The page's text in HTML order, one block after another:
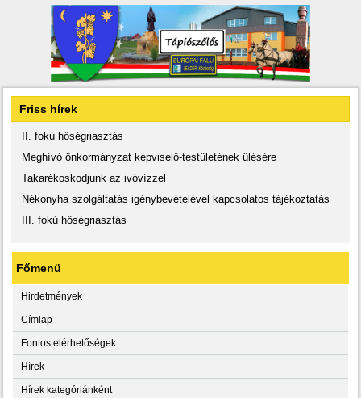
Friss hírek
II. fokú hőségriasztás
Meghívó önkormányzat képviselő-testületének ülésére
Takarékoskodjunk az ivóvízzel
Nékonyha szolgáltatás igénybevételével kapcsolatos tájékoztatás
III. fokú hőségriasztás
Főmenü
Hirdetmények
Címlap
Fontos elérhetőségek
Hírek
Hírek kategóriánként